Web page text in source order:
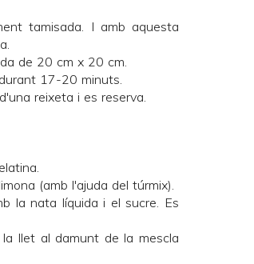
tamisada. I amb aquesta
de 20 cm x 20 cm.
17-20 minuts.
reixeta i es reserva.
(amb l'ajuda del túrmix).
la nata líquida i el sucre. Es
llet al damunt de la mescla